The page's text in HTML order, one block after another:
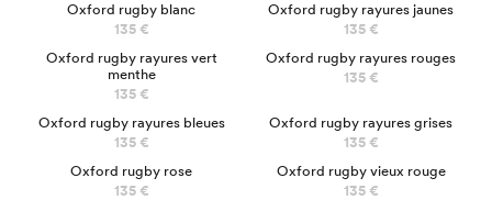
Oxford rugby blanc
135 €
Oxford rugby rayures jaunes
135 €
Oxford rugby rayures vert
menthe
135 €
Oxford rugby rayures rouges
135 €
Oxford rugby rayures bleues
135 €
Oxford rugby rayures grises
135 €
Oxford rugby rose
135 €
Oxford rugby vieux rouge
135 €